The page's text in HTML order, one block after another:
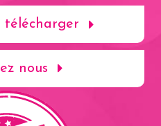
télécharger
nous